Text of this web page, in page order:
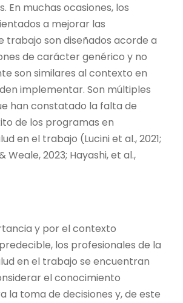
. En muchas ocasiones, los
a mejorar las
trabajo son diseñados acorde a
de carácter genérico y no
son similares al contexto en
implementar. Son múltiples
han constatado la falta de
de los programas en
en el trabajo (Lucini et al., 2021;
Weale, 2023; Hayashi, et al.,
y por el contexto
los profesionales de la
en el trabajo se encuentran
el conocimiento
la toma de decisiones y, de este